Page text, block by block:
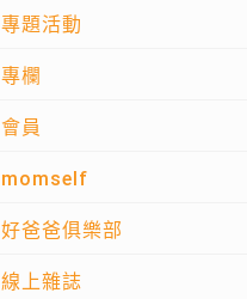
專題活動
專欄
會員
momself
好爸爸俱樂部
線上雜誌